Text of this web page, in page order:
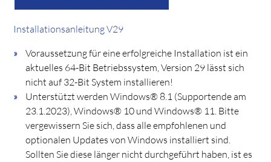
Installationsanleitung V29
Voraussetzung für eine erfolgreiche Installation ist ein
aktuelles 64-Bit Betriebssystem, Version 29 lässt sich
nicht auf 32-Bit System installieren!
Unterstützt werden Windows® 8.1 (Supportende am
23.1.2023), Windows® 10 und Windows® 11. Bitte
vergewissern Sie sich, dass alle empfohlenen und
optionalen Updates von Windows installiert sind.
Sollten Sie diese länger nicht durchgeführt haben, ist es